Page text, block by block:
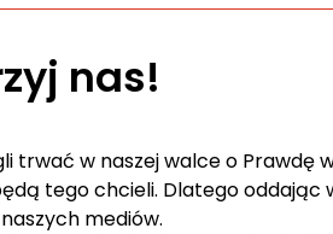
nas!
trwać w naszej walce o Prawdę
tego chcieli. Dlatego oddając
mediów.